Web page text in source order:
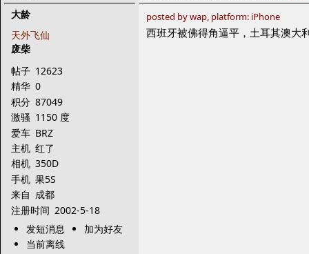
大龄
天外飞仙
废柴
帖子 12623
精华 0
积分 87049
激骚 1150 度
爱车 BRZ
主机 红了
相机 350D
手机 果5S
来自 成都
注册时间 2002-5-18
发短消息
加为好友
当前离线
posted by wap, platform: iPhone
西班牙被佛得角逼平，土耳其澳大